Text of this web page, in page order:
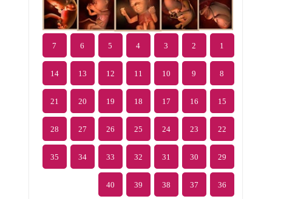
1
2
3
4
5
6
7
8
9
10
11
12
13
14
15
16
17
18
19
20
21
22
23
24
25
26
27
28
29
30
31
32
33
34
35
36
37
38
39
40